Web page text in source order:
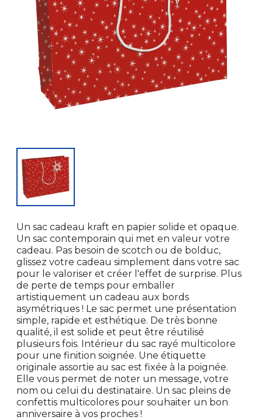
Un sac cadeau kraft en papier solide et opaque.
Un sac contemporain qui met en valeur votre
cadeau. Pas besoin de scotch ou de bolduc,
glissez votre cadeau simplement dans votre sac
pour le valoriser et créer l'effet de surprise. Plus
de perte de temps pour emballer
artistiquement un cadeau aux bords
asymétriques ! Le sac permet une présentation
simple, rapide et esthétique. De très bonne
qualité, il est solide et peut être réutilisé
plusieurs fois. Intérieur du sac rayé multicolore
pour une finition soignée. Une étiquette
originale assortie au sac est fixée à la poignée.
Elle vous permet de noter un message, votre
nom ou celui du destinataire. Un sac pleins de
confettis multicolores pour souhaiter un bon
anniversaire à vos proches !